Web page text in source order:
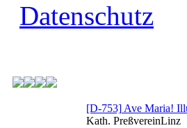
Datenschutz
[D-753] Ave Maria!
Kath. PreßvereinLinz